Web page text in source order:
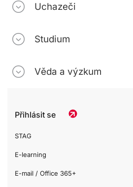
Uchazeči
Studium
Věda a výzkum
Přihlásit se
STAG
E-learning
E-mail / Office 365+